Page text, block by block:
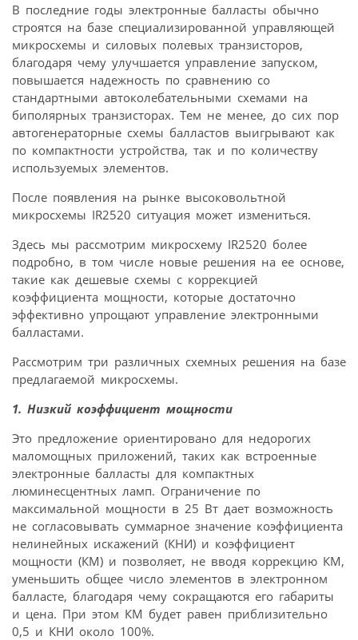
В последние годы электронные балласты обычно
строятся на базе специализированной управляющей
микросхемы и силовых полевых транзисторов,
благодаря чему улучшается управление запуском,
повышается надежность по сравнению со
стандартными автоколебательными схемами на
биполярных транзисторах. Тем не менее, до сих пор
автогенераторные схемы балластов выигрывают как
по компактности устройства, так и по количеству
используемых элементов.
После появления на рынке высоковольтной
микросхемы IR2520 ситуация может измениться.
Здесь мы рассмотрим микросхему IR2520 более
подробно, в том числе новые решения на ее основе,
такие как дешевые схемы с коррекцией
коэффициента мощности, которые достаточно
эффективно упрощают управление электронными
балластами.
Рассмотрим три различных схемных решения на базе
предлагаемой микросхемы.
1. Низкий коэффициент мощности
Это предложение ориентировано для недорогих
маломощных приложений, таких как встроенные
электронные балласты для компактных
люминесцентных ламп. Ограничение по
максимальной мощности в 25 Вт дает возможность
не согласовывать суммарное значение коэффициента
нелинейных искажений (КНИ) и коэффициент
мощности (КМ) и позволяет, не вводя коррекцию КМ,
уменьшить общее число элементов в электронном
балласте, благодаря чему сокращаются его габариты
и цена. При этом КМ будет равен приблизительно
0,5 и КНИ около 100%.